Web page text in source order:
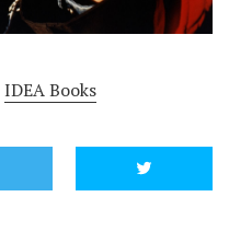
IDEA Books